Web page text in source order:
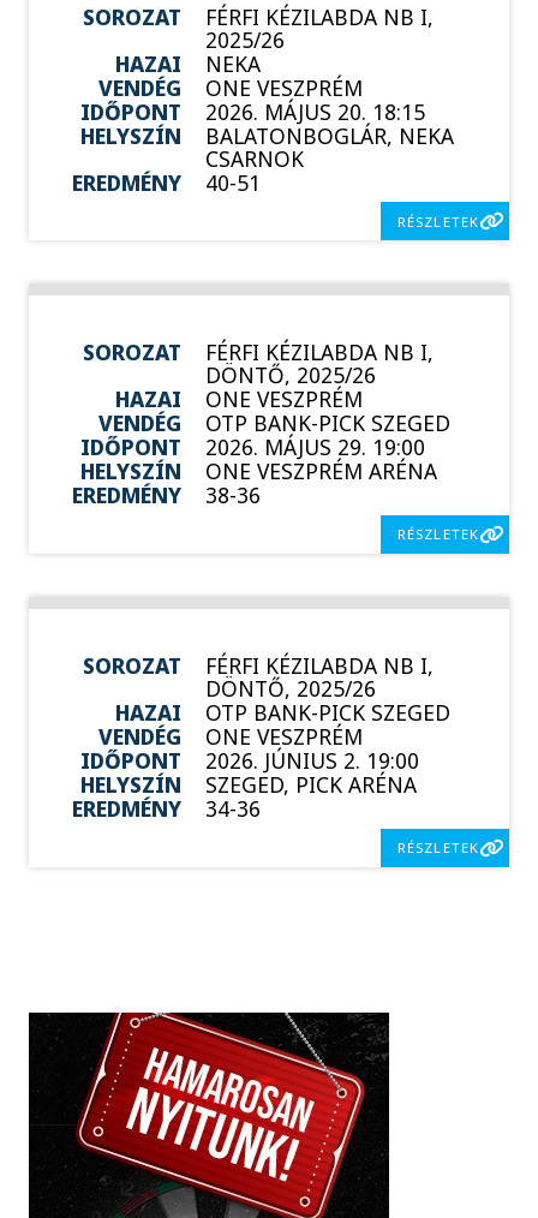
SOROZAT FÉRFI KÉZILABDA NB I,
2025/26
HAZAI
NEKA
VENDÉG
ONE VESZPRÉM
IDŐPONT
2026. MÁJUS 20. 18:15
HELYSZÍN
BALATONBOGLÁR, NEKA
CSARNOK
EREDMÉNY
40-51
RÉSZLETEK
SOROZAT FÉRFI KÉZILABDA NB I,
DÖNTŐ, 2025/26
HAZAI
ONE VESZPRÉM
VENDÉG
OTP BANK-PICK SZEGED
IDŐPONT
2026. MÁJUS 29. 19:00
HELYSZÍN
ONE VESZPRÉM ARÉNA
EREDMÉNY
38-36
RÉSZLETEK
SOROZAT FÉRFI KÉZILABDA NB I,
DÖNTŐ, 2025/26
HAZAI
OTP BANK-PICK SZEGED
VENDÉG
ONE VESZPRÉM
IDŐPONT
2026. JÚNIUS 2. 19:00
HELYSZÍN
SZEGED, PICK ARÉNA
EREDMÉNY
34-36
RÉSZLETEK